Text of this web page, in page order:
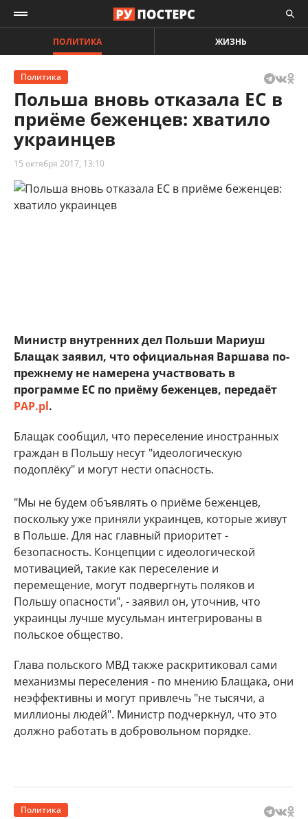
ПОЛИТИКА ЖИЗНЬ
Политика
Польша вновь отказала ЕС в
приёме беженцев: хватило
украинцев
15 октября 2017, 13:10
Министр внутренних дел Польши Мариуш
Блащак заявил, что официальная Варшава по-
прежнему не намерена участвовать в
программе ЕС по приёму беженцев, передаёт
PAP.pl.
Блащак сообщил, что переселение иностранных
граждан в Польшу несут "идеологическую
подоплёку" и могут нести опасность.
"Мы не будем объявлять о приёме беженцев,
поскольку уже приняли украинцев, которые живут
в Польше. Для нас главный приоритет -
безопасность. Концепции с идеологической
мотивацией, такие как переселение и
перемещение, могут подвергнуть поляков и
Польшу опасности", - заявил он, уточнив, что
украинцы лучше мусульман интегрированы в
польское общество.
Глава польского МВД также раскритиковал сами
механизмы переселения - по мнению Блащака, они
неэффективны и могут привлечь "не тысячи, а
миллионы людей". Министр подчеркнул, что это
должно работать в добровольном порядке.
Политика